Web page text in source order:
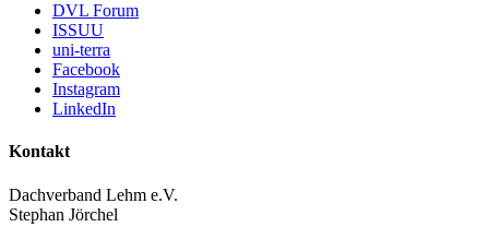
DVL Forum
ISSUU
uni-terra
Facebook
Instagram
LinkedIn
Kontakt
Dachverband Lehm e.V.
Stephan Jörchel